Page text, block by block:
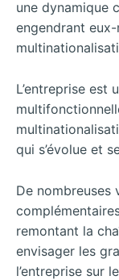
une dynamique
engendrant
L’entreprise est
qui s’évolue et
De nombreuses
remontant la
envisager les
l’entreprise sur